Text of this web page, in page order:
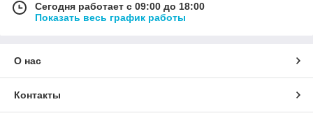
Сегодня работает с 09:00 до 18:00
Показать весь график работы
О нас
Контакты